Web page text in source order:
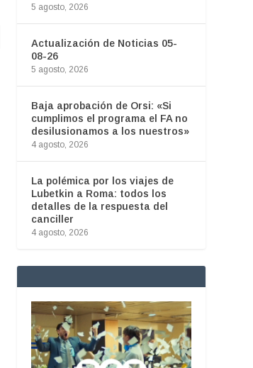
5 agosto, 2026
Actualización de Noticias 05-
08-26
5 agosto, 2026
Baja aprobación de Orsi: «Si
cumplimos el programa el FA no
desilusionamos a los nuestros»
4 agosto, 2026
La polémica por los viajes de
Lubetkin a Roma: todos los
detalles de la respuesta del
canciller
4 agosto, 2026